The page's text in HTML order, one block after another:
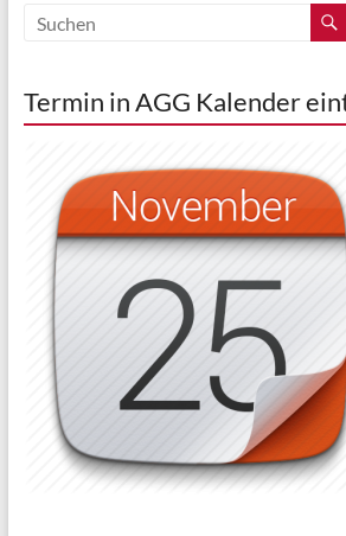
Termin in AGG Kalender